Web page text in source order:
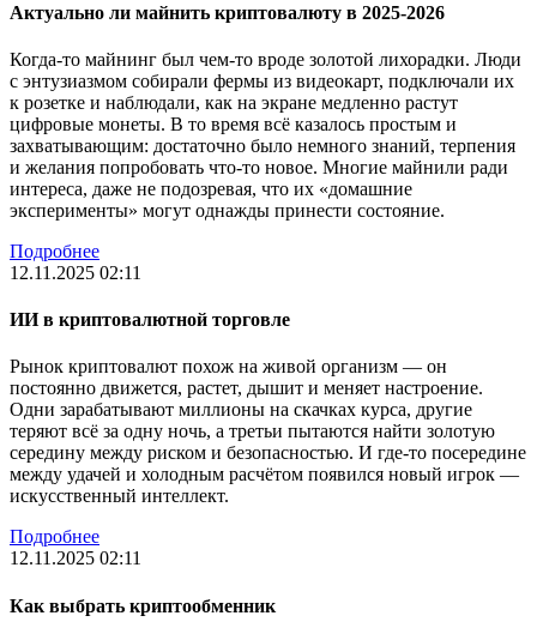
Актуально ли майнить криптовалюту в 2025-2026
Когда-то майнинг был чем-то вроде золотой лихорадки. Люди
с энтузиазмом собирали фермы из видеокарт, подключали их
к розетке и наблюдали, как на экране медленно растут
цифровые монеты. В то время всё казалось простым и
захватывающим: достаточно было немного знаний, терпения
и желания попробовать что-то новое. Многие майнили ради
интереса, даже не подозревая, что их «домашние
эксперименты» могут однажды принести состояние.
Подробнее
12.11.2025 02:11
ИИ в криптовалютной торговле
Рынок криптовалют похож на живой организм — он
постоянно движется, растет, дышит и меняет настроение.
Одни зарабатывают миллионы на скачках курса, другие
теряют всё за одну ночь, а третьи пытаются найти золотую
середину между риском и безопасностью. И где-то посередине
между удачей и холодным расчётом появился новый игрок —
искусственный интеллект.
Подробнее
12.11.2025 02:11
Как выбрать криптообменник